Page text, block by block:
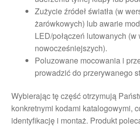
Zużycie źródeł światła (w
żarówkowych) lub awarie
LED/połączeń lutowanych (w
nowocześniejszych).
Poluzowane mocowania i
prowadzić do przerywanego
Wybierając tę część otrzymują
konkretnymi kodami katalogowymi,
identyfikację i montaż. Produkt